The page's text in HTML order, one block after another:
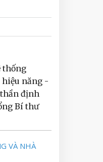
thống
năng -
định
Bí thư
VÀ NHÀ